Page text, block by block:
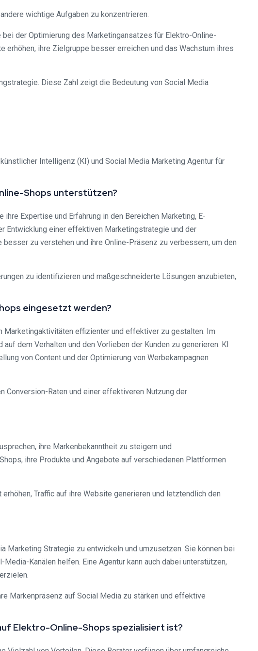
wichtige Aufgaben zu konzentrieren.
der Optimierung des Marketingansatzes für Elektro-Online-
erhöhen, ihre Zielgruppe besser erreichen und das Wachstum ihres
Diese Zahl zeigt die Bedeutung von Social Media
Intelligenz (KI) und Social Media Marketing Agentur für
Shops unterstützen?
Expertise und Erfahrung in den Bereichen Marketing, E-
Entwicklung einer effektiven Marketingstrategie und der
zu verstehen und ihre Online-Präsenz zu verbessern, um den
zu identifizieren und maßgeschneiderte Lösungen anzubieten,
eingesetzt werden?
Marketingaktivitäten effizienter und effektiver zu gestalten. Im
dem Verhalten und den Vorlieben der Kunden zu generieren. KI
von Content und der Optimierung von Werbekampagnen
Conversion-Raten und einer effektiveren Nutzung der
ihre Markenbekanntheit zu steigern und
ihre Produkte und Angebote auf verschiedenen Plattformen
Traffic auf ihre Website generieren und letztendlich den
Marketing Strategie zu entwickeln und umzusetzen. Sie können bei
Kanälen helfen. Eine Agentur kann auch dabei unterstützen,
Markenpräsenz auf Social Media zu stärken und effektive
Elektro-Online-Shops spezialisiert ist?